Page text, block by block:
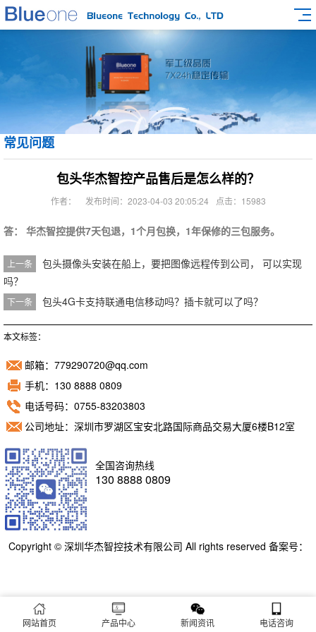
常见问题
包头华杰智控产品售后是怎么样的？
作者： 发布时间：2023-04-03 20:05:24 点击：15983
答： 华杰智控提供7天包退，1个月包换，1年保修的三包服务。
上一条
包头摄像头安装在船上，要把图像远程传到公司， 可以实现
吗？
下一条 包头4G卡支持联通电信移动吗？插卡就可以了吗？
本文标签：
邮箱：779290720@qq.com
手机：130 8888 0809
电话号码：0755-83203803
公司地址：深圳市罗湖区宝安北路国际商品交易大厦6楼B12室
全国咨询热线
130 8888 0809
Copyright © 深圳华杰智控技术有限公司 All rights reserved 备案号：
网站首页 产品中心 新闻资讯 电话咨询